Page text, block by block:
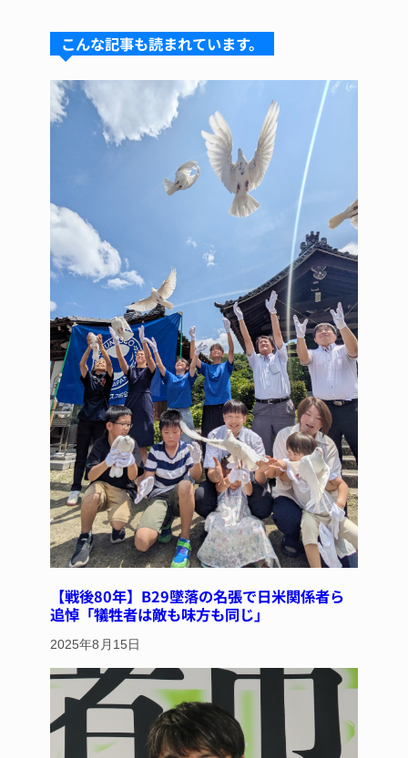
s
k
y
a
d
s
e
b
o
o
k
e
st
こんな記事も読まれています。
【戦後80年】B29墜落の名張で日米関係者ら
追悼「犠牲者は敵も味方も同じ」
2025年8月15日